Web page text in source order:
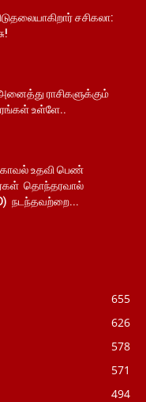
சசிகலா:
ராசிகளுக்கும்
உள்ளே..
காவல் உதவி பெண்
தொந்தரவால்
நடந்தவற்றை...
655
626
578
571
494